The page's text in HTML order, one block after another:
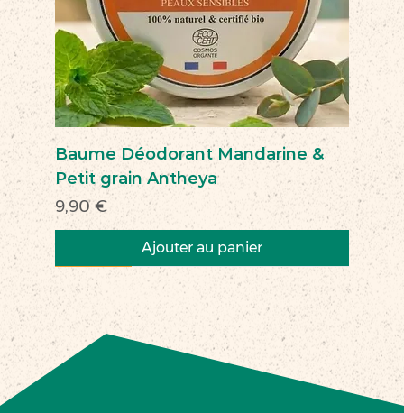
Baume Déodorant Mandarine &
Petit grain Antheya
Prix
9,90 €
Ajouter au panier
Nouveau
Nouveau
Nouveau
Nouveau
Nouveau
Nouveau
Nouveau
Nouveauté
Nouveau
Nouveau
Commerce équitable
Nouveau